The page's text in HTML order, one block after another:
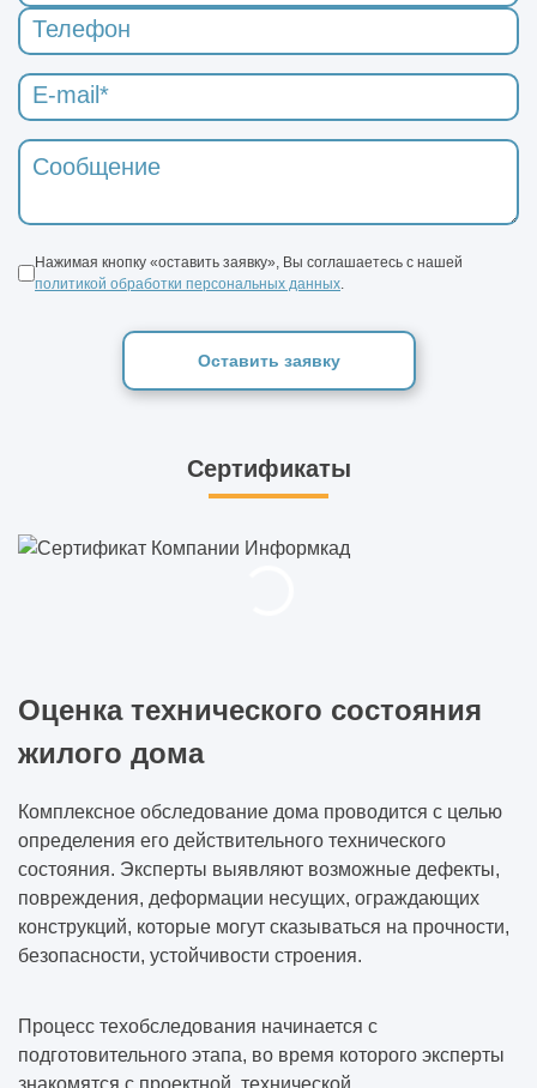
Нажимая кнопку «оставить заявку», Вы соглашаетесь с нашей
политикой обработки персональных данных
Оставить заявку
Сертификаты
Оценка технического состояния
жилого дома
Комплексное обследование дома проводится с целью
определения его действительного технического
состояния. Эксперты выявляют возможные дефекты,
повреждения, деформации несущих, ограждающих
конструкций, которые могут сказываться на прочности,
безопасности, устойчивости строения.
Процесс техобследования начинается с
подготовительного этапа, во время которого эксперты